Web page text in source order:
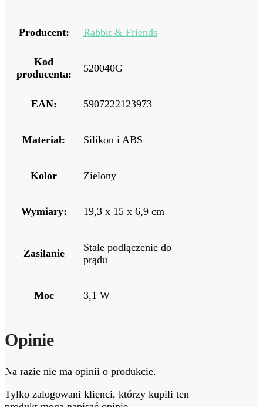
Producent: Rabbit & Friends
Kod
producenta:
520040G
EAN: 5907222123973
Materiał: Silikon i ABS
Kolor Zielony
Wymiary: 19,3 x 15 x 6,9 cm
Zasilanie
Stałe podłączenie do
prądu
Moc 3,1 W
Opinie
Na razie nie ma opinii o produkcie.
Tylko zalogowani klienci, którzy kupili ten